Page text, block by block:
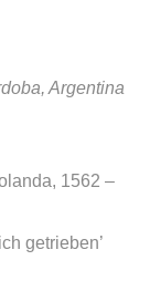
Argentina
1562 –
getrieben’